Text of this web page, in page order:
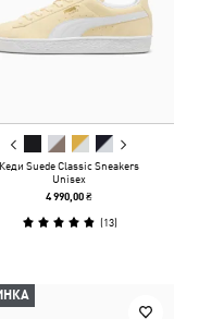
Кеди Suede Classic Sneakers
Unisex
4 990,00 ₴
(13)